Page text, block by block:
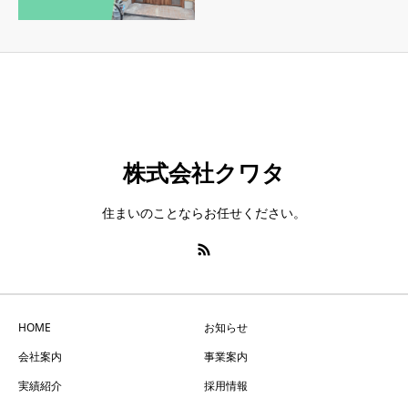
株式会社クワタ
住まいのことならお任せください。
HOME
お知らせ
会社案内
事業案内
実績紹介
採用情報